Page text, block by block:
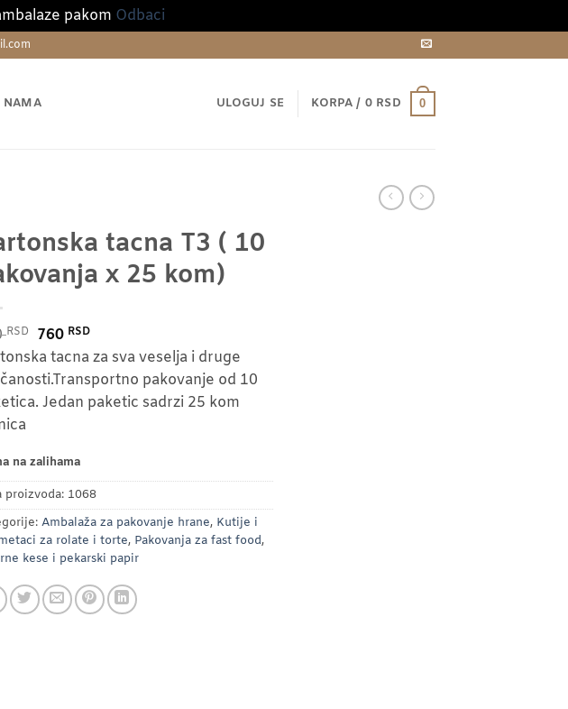
pakom Odbaci
NAMA ULOGUJ SE KORPA / 0 RSD 0
tacna T3 ( 10
x 25 kom)
RSD
Originalna
cena
je
bila:
760 RSDTrenutna
cena
je:
760 RSD.
tacna za sva veselja i druge
pakovanje od 10
Jedan paketic sadrzi 25 kom
na zalihama
proizvoda: 1068
Ambalaža za pakovanje hrane, Kutije i
za rolate i torte, Pakovanja za fast food,
kese i pekarski papir